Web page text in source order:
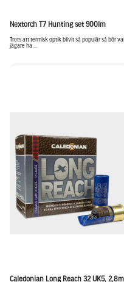
Nextorch T7 Hunting set 900lm
Trots att termisk optik blivit så populär så bör
jägare ha ...
Caledonian Long Reach 32 UK5,